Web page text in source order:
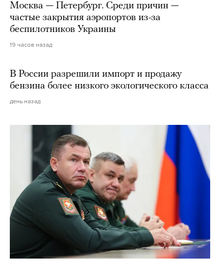
Москва — Петербург. Среди причин —
частые закрытия аэропортов из-за
беспилотников Украины
19 часов назад
В России разрешили импорт и продажу
бензина более низкого экологического класса
день назад